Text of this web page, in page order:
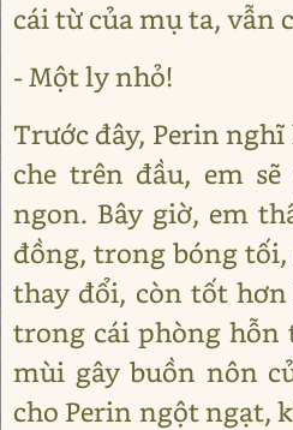
cái từ của mụ ta, vẫn
- Một ly nhỏ!
Trước đây, Perin
che trên đầu, em
ngon. Bây giờ, em
đồng, trong bóng
thay đổi, còn tốt
trong cái phòng hỗn
mùi gây buồn nôn
cho Perin ngột ngạt,